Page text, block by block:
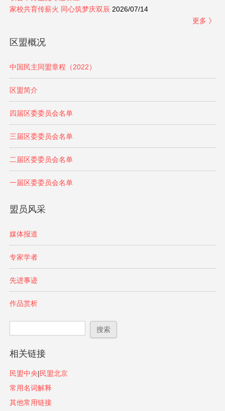
家校共育传薪火 同心筑梦庆双辰 2026/07/14
更多 》
区盟概况
中国民主同盟章程（2022）
区盟简介
四届区委委员会名单
三届区委委员会名单
二届区委委员会名单
一届区委委员会名单
盟员风采
媒体报道
专家学者
先进事迹
作品赏析
搜索表单
搜索
相关链接
民盟中央|民盟北京
常用名词解释
其他常用链接